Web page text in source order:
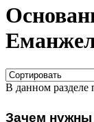
В данном разделе
Зачем нужны